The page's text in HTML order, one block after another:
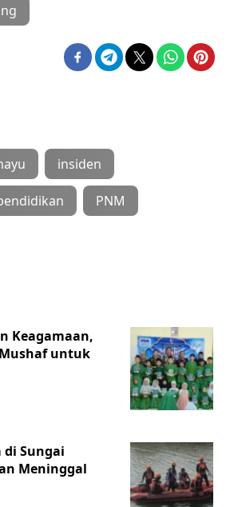
insiden
PNM
Keagamaan,
untuk
di Sungai
Meninggal